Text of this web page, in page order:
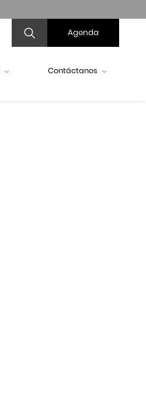
Agenda
Contáctanos